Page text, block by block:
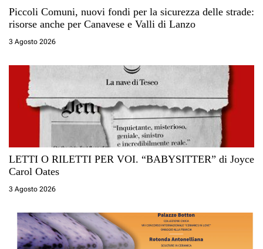
Piccoli Comuni, nuovi fondi per la sicurezza delle strade:
risorse anche per Canavese e Valli di Lanzo
3 Agosto 2026
LETTI O RILETTI PER VOI. “BABYSITTER” di Joyce
Carol Oates
3 Agosto 2026